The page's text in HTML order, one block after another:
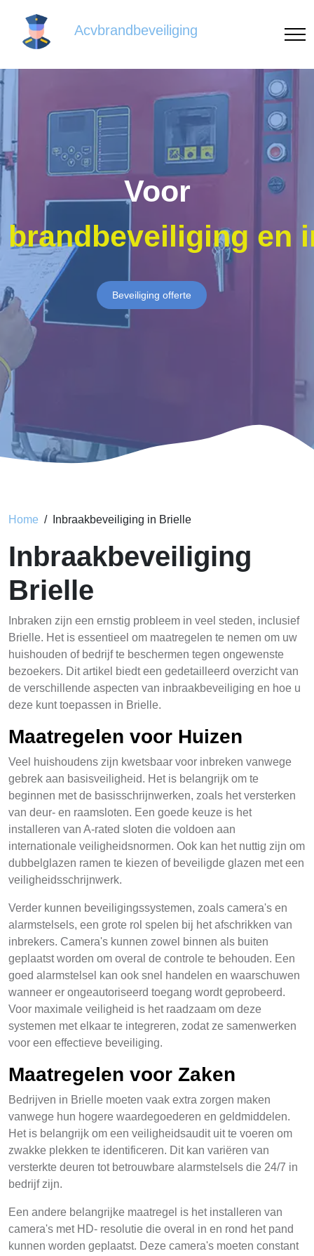
Acvbrandbeveiliging
Voor
brandbeveiliging en
Beveiliging offerte
Home Inbraakbeveiliging in Brielle
Inbraakbeveiliging
Brielle
Inbraken zijn een ernstig probleem in veel steden, inclusief
Brielle. Het is essentieel om maatregelen te nemen om uw
huishouden of bedrijf te beschermen tegen ongewenste
bezoekers. Dit artikel biedt een gedetailleerd overzicht van
de verschillende aspecten van inbraakbeveiliging en hoe u
deze kunt toepassen in Brielle.
Maatregelen voor Huizen
Veel huishoudens zijn kwetsbaar voor inbreken vanwege
gebrek aan basisveiligheid. Het is belangrijk om te
beginnen met de basisschrijnwerken, zoals het versterken
van deur- en raamsloten. Een goede keuze is het
installeren van A-rated sloten die voldoen aan
internationale veiligheidsnormen. Ook kan het nuttig zijn om
dubbelglazen ramen te kiezen of beveiligde glazen met een
veiligheidsschrijnwerk.
Verder kunnen beveiligingssystemen, zoals camera's en
alarmstelsels, een grote rol spelen bij het afschrikken van
inbrekers. Camera's kunnen zowel binnen als buiten
geplaatst worden om overal de controle te behouden. Een
goed alarmstelsel kan ook snel handelen en waarschuwen
wanneer er ongeautoriseerd toegang wordt geprobeerd.
Voor maximale veiligheid is het raadzaam om deze
systemen met elkaar te integreren, zodat ze samenwerken
voor een effectieve beveiliging.
Maatregelen voor Zaken
Bedrijven in Brielle moeten vaak extra zorgen maken
vanwege hun hogere waardegoederen en geldmiddelen.
Het is belangrijk om een veiligheidsaudit uit te voeren om
zwakke plekken te identificeren. Dit kan variëren van
versterkte deuren tot betrouwbare alarmstelsels die 24/7 in
bedrijf zijn.
Een andere belangrijke maatregel is het installeren van
camera's met HD- resolutie die overal in en rond het pand
kunnen worden geplaatst. Deze camera's moeten constant